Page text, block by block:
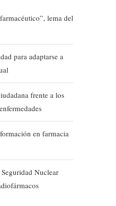
lema del
para adaptarse a
frente a los
en farmacia
Nuclear